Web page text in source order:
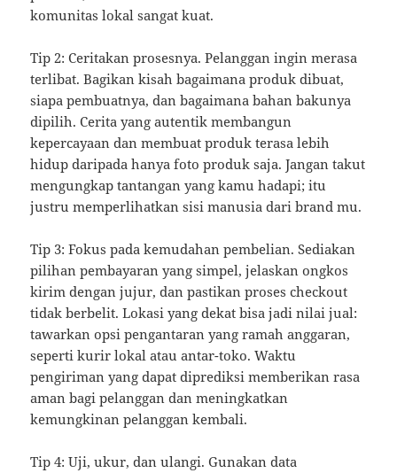
komunitas lokal sangat kuat.
Tip 2: Ceritakan prosesnya. Pelanggan ingin merasa
terlibat. Bagikan kisah bagaimana produk dibuat,
siapa pembuatnya, dan bagaimana bahan bakunya
dipilih. Cerita yang autentik membangun
kepercayaan dan membuat produk terasa lebih
hidup daripada hanya foto produk saja. Jangan takut
mengungkap tantangan yang kamu hadapi; itu
justru memperlihatkan sisi manusia dari brand mu.
Tip 3: Fokus pada kemudahan pembelian. Sediakan
pilihan pembayaran yang simpel, jelaskan ongkos
kirim dengan jujur, dan pastikan proses checkout
tidak berbelit. Lokasi yang dekat bisa jadi nilai jual:
tawarkan opsi pengantaran yang ramah anggaran,
seperti kurir lokal atau antar-toko. Waktu
pengiriman yang dapat diprediksi memberikan rasa
aman bagi pelanggan dan meningkatkan
kemungkinan pelanggan kembali.
Tip 4: Uji, ukur, dan ulangi. Gunakan data